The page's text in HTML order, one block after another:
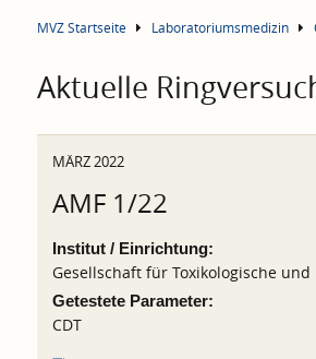
MVZ Startseite Laboratoriumsmedizin
Aktuelle
MÄRZ 2022
AMF 1/22
Institut / Einrichtung:
Gesellschaft für Toxikologische und
Getestete Parameter:
CDT